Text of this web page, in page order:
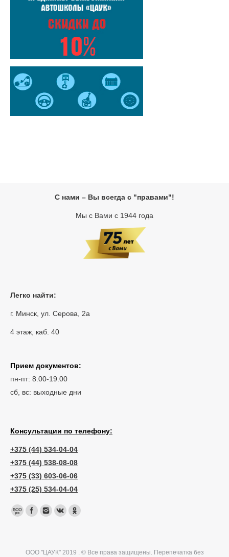
С нами – Вы всегда с "правами"!
Мы с Вами с 1944 года
Легко найти:
г. Минск, ул. Серова, 2а
4 этаж, каб. 40
Прием документов:
пн-пт: 8.00-19.00
сб, вс: выходные дни
Консультации по телефону:
+375 (44) 534-04-04
+375 (44) 538-08-08
+375 (33) 603-06-06
+375 (25) 534-04-04
ООО "ЦАУК" 2019 . © Все права защищены. Перепечатка без